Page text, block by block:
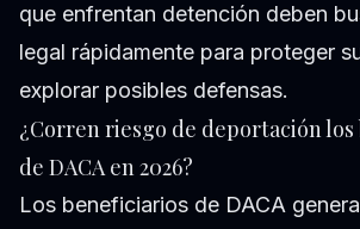
que enfrentan detención deben
legal rápidamente para proteger
explorar posibles defensas.
¿Corren riesgo de deportación
de DACA en 2026?
Los beneficiarios de DACA